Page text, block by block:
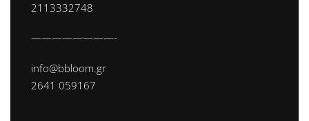
2113332748
————————-
info@bbloom.gr
2641 059167